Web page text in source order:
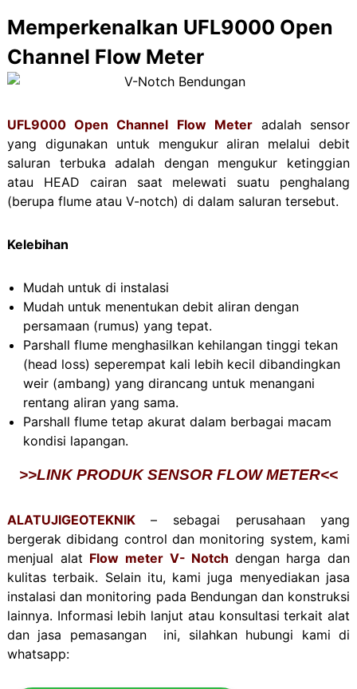
Memperkenalkan UFL9000 Open
Channel Flow Meter
UFL9000 Open Channel Flow Meteradalah sensor
yang digunakan untuk mengukur aliran melalui debit
saluran terbuka adalah dengan mengukur ketinggian
atau HEAD cairan saat melewati suatu penghalang
(berupa flume atau V-notch) di dalam saluran tersebut.
Kelebihan
Mudah untuk di instalasi
Mudah untuk menentukan debit aliran dengan
persamaan (rumus) yang tepat.
Parshall flume menghasilkan kehilangan tinggi tekan
(head loss) seperempat kali lebih kecil dibandingkan
weir (ambang) yang dirancang untuk menangani
rentang aliran yang sama.
Parshall flume tetap akurat dalam berbagai macam
kondisi lapangan.
>>LINK PRODUK SENSOR FLOW METER<<
ALATUJIGEOTEKNIK– sebagai perusahaan yang
bergerak dibidang control dan monitoring system, kami
menjual alat Flow meter V- Notch dengan harga dan
kulitas terbaik. Selain itu, kami juga menyediakan jasa
instalasi dan monitoring pada Bendungan dan konstruksi
lainnya. Informasi lebih lanjut atau konsultasi terkait alat
dan jasa pemasangan
ini, silahkan hubungi kami di
whatsapp: